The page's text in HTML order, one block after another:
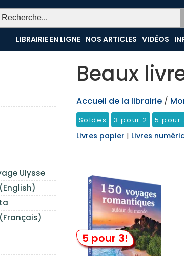
LIBRAIRIE EN LIGNE NOS ARTICLES VIDÉOS
Ulysse
Beaux
Accueil de la librairie /
Soldes 3 pour 2 5 pour
Livres papier | Livres
5 pour 3!